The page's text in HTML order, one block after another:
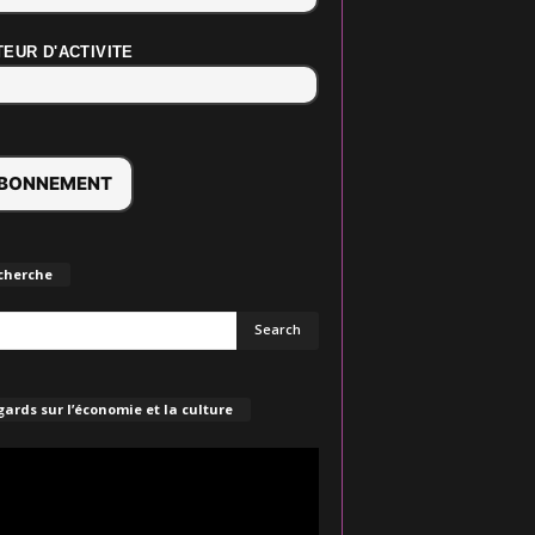
D'ACTIVITE
sur l’économie et la culture